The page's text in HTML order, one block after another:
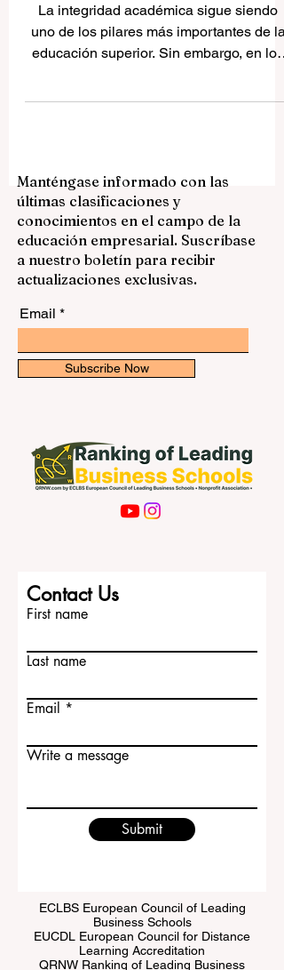
integridad universitaria
La integridad académica sigue siendo
fuente. También se trata del uso de la
inteligencia artificial en tesis, trabajos
finales y proyectos de investigación. Por
esta razón, las universidades necesitan
criterios claros, comprensibles y
equilibrados. Este artículo propone una
Manténgase informado con las
últimas clasificaciones y
conocimientos en el campo de la
educación empresarial. Suscríbase
actualizaciones exclusivas.
Email
First name
Last name
Email
ECLBS European Council of Leading
Business Schools